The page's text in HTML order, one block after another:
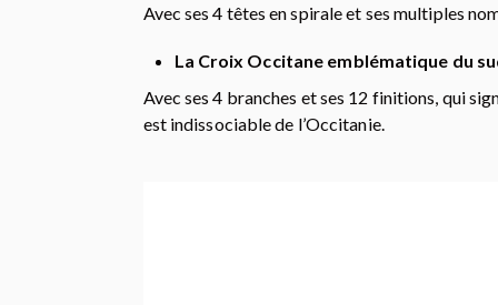
Avec ses 4 têtes en spirale et ses multiples
La Croix Occitane emblématique du
Avec ses 4 branches et ses 12 finitions, qui
est indissociable de l’Occitanie.